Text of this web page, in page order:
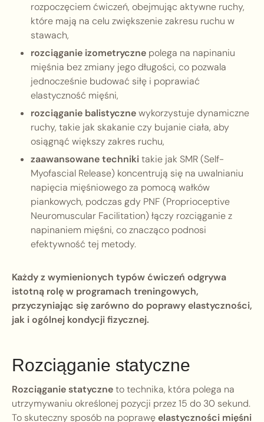
rozpoczęciem ćwiczeń, obejmując aktywne ruchy,
które mają na celu zwiększenie zakresu ruchu w
stawach,
rozciąganie izometryczne polega na napinaniu
mięśnia bez zmiany jego długości, co pozwala
jednocześnie budować siłę i poprawiać
elastyczność mięśni,
rozciąganie balistycznewykorzystuje dynamiczne
ruchy, takie jak skakanie czy bujanie ciała, aby
osiągnąć większy zakres ruchu,
zaawansowane technikitakie jak SMR (Self-
Myofascial Release) koncentrują się na uwalnianiu
napięcia mięśniowego za pomocą wałków
piankowych, podczas gdy PNF (Proprioceptive
Neuromuscular Facilitation) łączy rozciąganie z
napinaniem mięśni, co znacząco podnosi
efektywność tej metody.
Każdy z wymienionych typów ćwiczeń odgrywa
istotną rolę w programach treningowych,
przyczyniając się zarówno do poprawy elastyczności,
jak i ogólnej kondycji fizycznej.
Rozciąganie statyczne
Rozciąganie statyczneto technika, która polega na
utrzymywaniu określonej pozycji przez 15 do 30 sekund.
To skuteczny sposób na poprawęelastyczności mięśni